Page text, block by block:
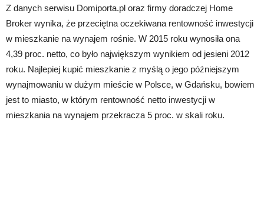
Z danych serwisu Domiporta.pl oraz firmy doradczej Home
Broker wynika, że przeciętna oczekiwana rentowność inwestycji
w mieszkanie na wynajem rośnie. W 2015 roku wynosiła ona
4,39 proc. netto, co było największym wynikiem od jesieni 2012
roku. Najlepiej kupić mieszkanie z myślą o jego późniejszym
wynajmowaniu w dużym mieście w Polsce, w Gdańsku, bowiem
jest to miasto, w którym rentowność netto inwestycji w
mieszkania na wynajem przekracza 5 proc. w skali roku.